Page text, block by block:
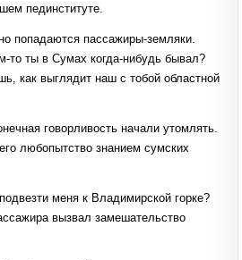
пединституте.
попадаются пассажиры-земляки.
то ты в Сумах когда-нибудь бывал?
как выглядит наш с тобой областной
говорливость начали утомлять.
любопытство знанием сумских
меня к Владимирской горке?
вызвал замешательство